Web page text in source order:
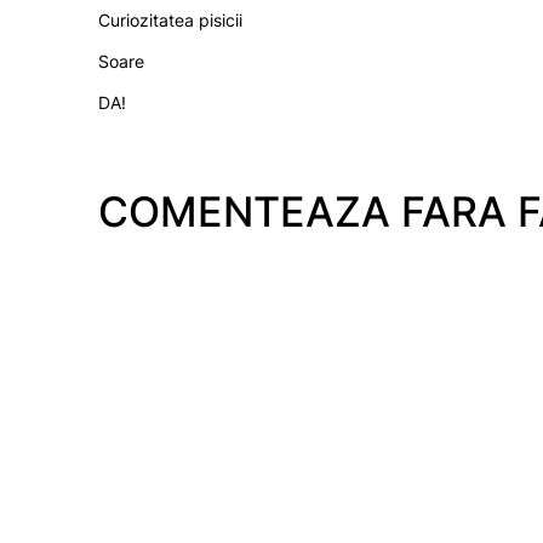
Curiozitatea pisicii
Soare
DA!
COMENTEAZA FARA